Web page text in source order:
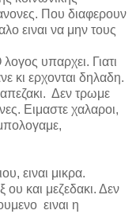
Που διαφερουν
ειναι να μην τους
υπαρχει. Γιατι
κι ερχονται δηλαδη.
Δεν τρωμε
Ειμαστε χαλαροι,
ειναι μικρα.
ου και μεζεδακι. Δεν
ειναι η